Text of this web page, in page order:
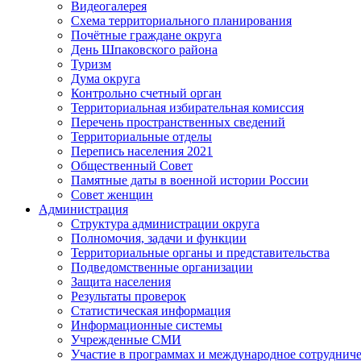
Видеогалерея
Схема территориального планирования
Почётные граждане округа
День Шпаковского района
Туризм
Дума округа
Контрольно счетный орган
Территориальная избирательная комиссия
Перечень пространственных сведений
Территориальные отделы
Перепись населения 2021
Общественный Совет
Памятные даты в военной истории России
Совет женщин
Администрация
Структура администрации округа
Полномочия, задачи и функции
Территориальные органы и представительства
Подведомственные организации
Защита населения
Результаты проверок
Статистическая информация
Информационные системы
Учрежденные СМИ
Участие в программах и международное